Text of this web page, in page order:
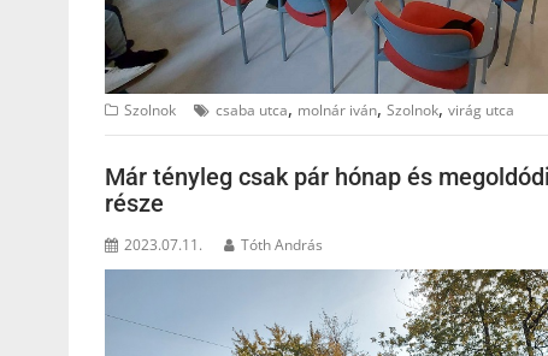
Szolnok csaba utca, molnár iván, Szolnok, virág utca
Már tényleg csak pár hónap és
része
2023.07.11. Tóth András